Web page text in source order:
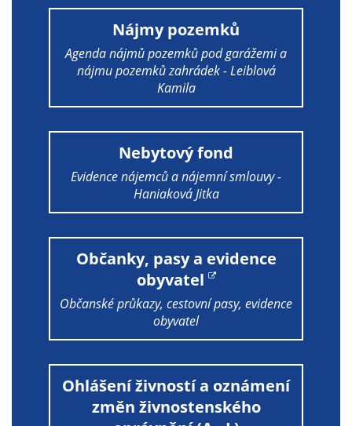
Nájmy pozemků
Agenda nájmů pozemků pod garážemi a
nájmu pozemků zahrádek - Leiblová
Kamila
Nebytový fond
Evidence nájemců a nájemní smlouvy -
Haniaková Jitka
Občanky, pasy a evidence
obyvatel
Občanské průkazy, cestovní pasy, evidence
obyvatel
Ohlášení živností a oznámení
změn živnostenského
a našich
reklamních
kampaní.
Jejich pomocí
počet návštěv
a zdroje
návštěv našich
stránek. Data
získaná
těchto
cookies
zpracováváme
souhrnně, bez
použití
identifikátorů,
uživatelé
našeho webu.